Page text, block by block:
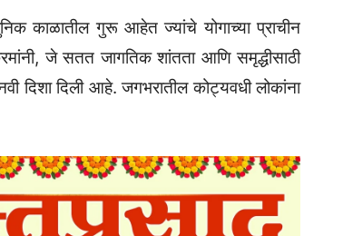
काळातील गुरू आहेत ज्यांचे योगाच्या प्राचीन
जे सतत जागतिक शांतता आणि समृद्धीसाठी
दिशा दिली आहे. जगभरातील कोट्यवधी लोकांना